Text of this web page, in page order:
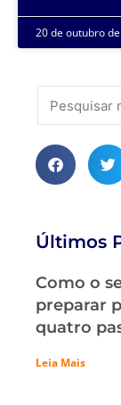
20 de outubro
Últimos
Como o
preparar
quatro
Leia Mais